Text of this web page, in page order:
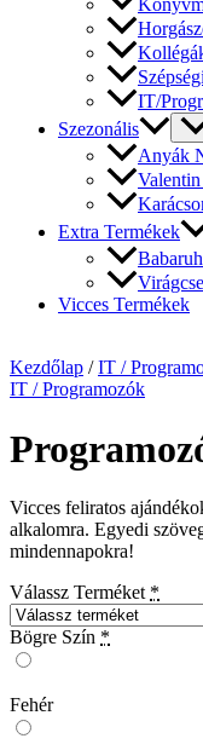
IT/
Szezonális
Anyák
Extra Termékek
Vicces Termékek
Kezdőlap /IT /
IT / Programozók
Vicces feliratos
alkalomra. Egyedi
mindennapokra!
Válassz Terméket *
Bögre Szín *
Fehér